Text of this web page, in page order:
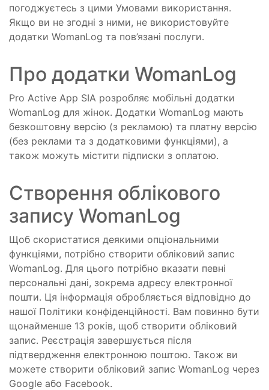
погоджуєтесь з цими Умовами використання.
Якщо ви не згодні з ними, не використовуйте
додатки WomanLog та пов’язані послуги.
Про додатки WomanLog
Pro Active App SIA розробляє мобільні додатки
WomanLog для жінок. Додатки WomanLog мають
безкоштовну версію (з рекламою) та платну версію
(без реклами та з додатковими функціями), а
також можуть містити підписки з оплатою.
Створення облікового
запису WomanLog
Щоб скористатися деякими опціональними
функціями, потрібно створити обліковий запис
WomanLog. Для цього потрібно вказати певні
персональні дані, зокрема адресу електронної
пошти. Ця інформація обробляється відповідно до
нашої Політики конфіденційності. Вам повинно бути
щонайменше 13 років, щоб створити обліковий
запис. Реєстрація завершується після
підтвердження електронною поштою. Також ви
можете створити обліковий запис WomanLog через
Google або Facebook.